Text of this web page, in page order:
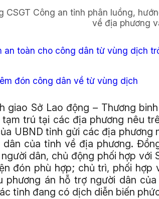
CSGT Công an tỉnh phân luồng,
về địa phương
an toàn cho công dân từ vùng dịch
đón công dân về từ vùng dịch
giao Sở Lao động – Thương
trú tại các địa phương nêu
UBND tỉnh gửi các địa phương
dân của tỉnh về địa phương.
dân, chủ động phối hợp với
đón phù hợp; chủ trì, phối
phương án hỗ trợ người dân
tỉnh đang có dịch diễn biến